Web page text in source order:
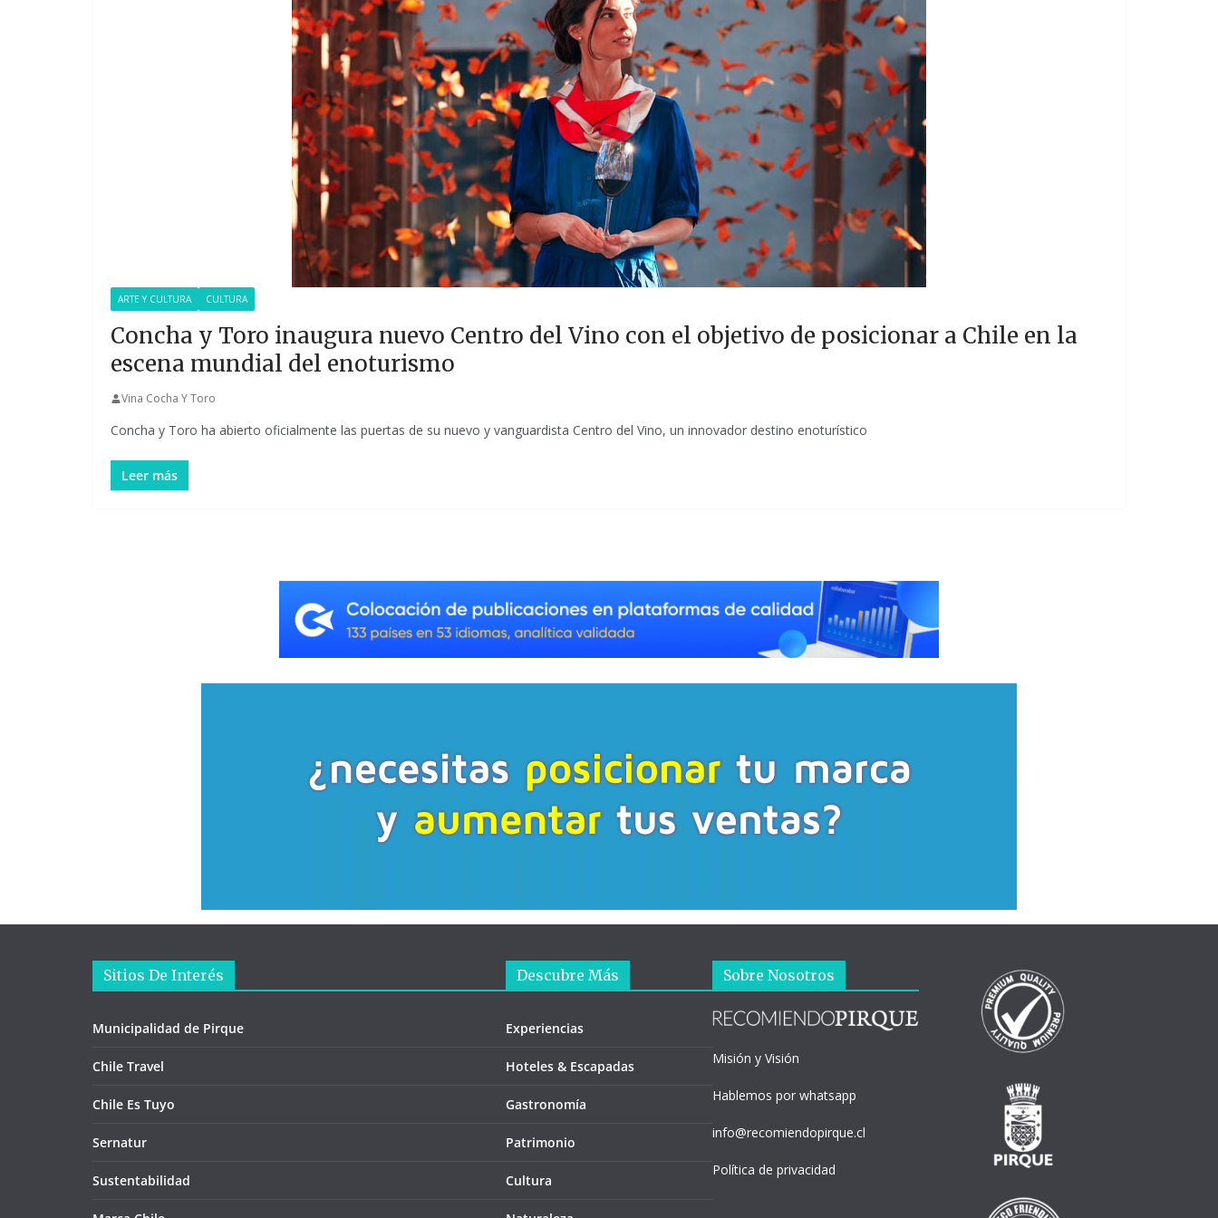
ARTE Y CULTURA CULTURA
Concha y Toro inaugura nuevo Centro del Vino con el objetivo de posicionar a Chile en la
escena mundial del enoturismo
Vina Cocha Y Toro
Concha y Toro ha abierto oficialmente las puertas de su nuevo y vanguardista Centro del Vino, un innovador destino enoturístico
Leer más
Sitios De Interés
Municipalidad de Pirque
Chile Travel
Chile Es Tuyo
Sernatur
Sustentabilidad
Descubre Más
Experiencias
Hoteles & Escapadas
Gastronomía
Patrimonio
Cultura
Sobre Nosotros
Misión y Visión
Hablemos por whatsapp
info@recomiendopirque.cl
Política de privacidad